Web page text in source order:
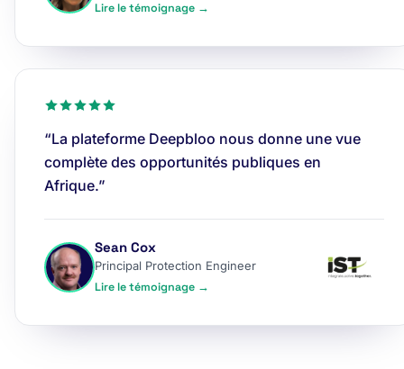
Lire le témoignage →
“La plateforme Deepbloo nous donne une vue
complète des opportunités publiques en
Afrique.”
Sean Cox
Principal Protection Engineer
Lire le témoignage →